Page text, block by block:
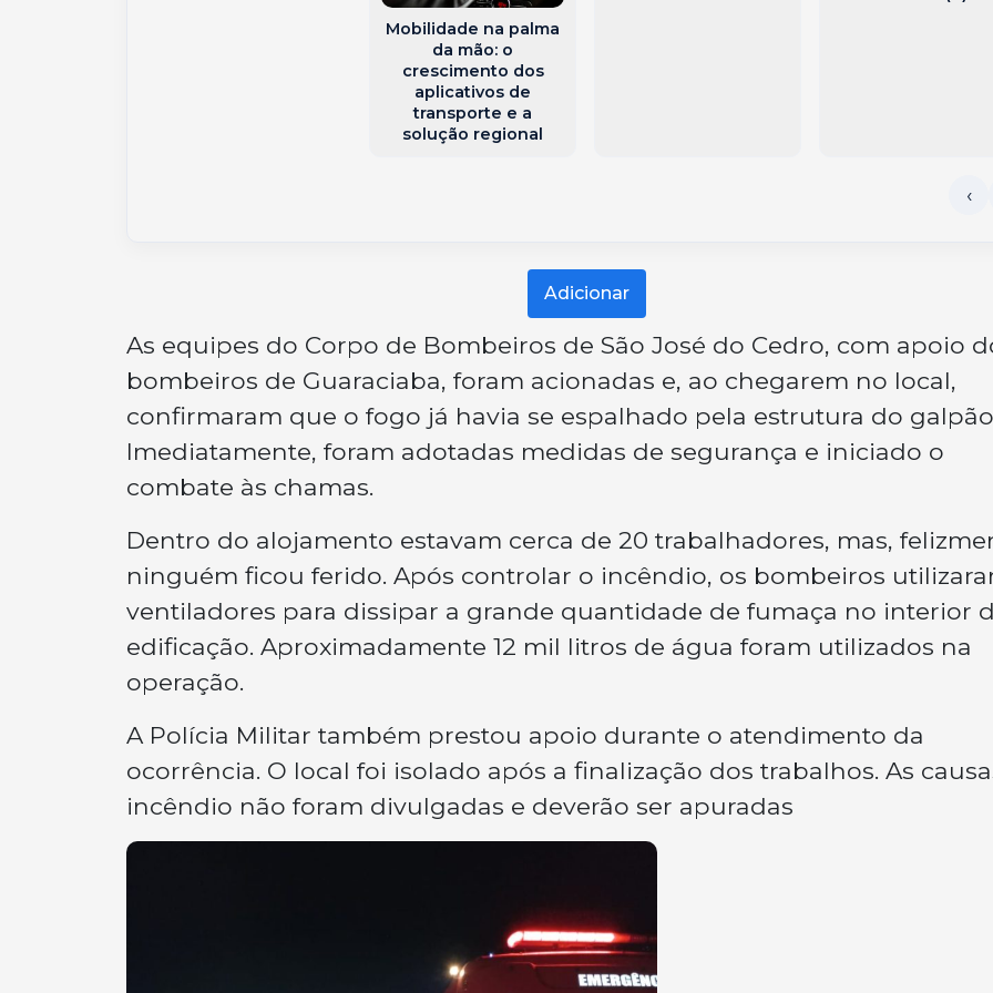
Mobilidade na palma
da mão: o
crescimento dos
aplicativos de
transporte e a
solução regional
Adicionar
As equipes do Corpo de Bombeiros de São José do Cedro, com apoio
bombeiros de Guaraciaba, foram acionadas e, ao chegarem no local,
confirmaram que o fogo já havia se espalhado pela estrutura do
Imediatamente, foram adotadas medidas de segurança e iniciado o
combate às chamas.
Dentro do alojamento estavam cerca de 20 trabalhadores, mas,
ninguém ficou ferido. Após controlar o incêndio, os bombeiros
ventiladores para dissipar a grande quantidade de fumaça no interior
edificação. Aproximadamente 12 mil litros de água foram utilizados na
operação.
A Polícia Militar também prestou apoio durante o atendimento da
ocorrência. O local foi isolado após a finalização dos trabalhos. As
incêndio não foram divulgadas e deverão ser apuradas